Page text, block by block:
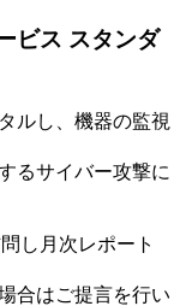
ビス スタンダ
ルし、機器の監視
るサイバー攻撃に
し月次レポート
合はご提言を行い